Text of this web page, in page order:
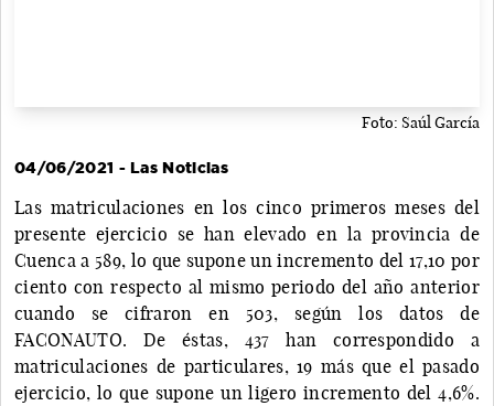
Foto: Saúl García
04/06/2021 - Las Noticias
Las matriculaciones en los cinco primeros meses del
presente ejercicio se han elevado en la provincia de
Cuenca a 589, lo que supone un incremento del 17,10 por
ciento con respecto al mismo periodo del año anterior
cuando se cifraron en 503, según los datos de
FACONAUTO. De éstas, 437 han correspondido a
matriculaciones de particulares, 19 más que el pasado
ejercicio, lo que supone un ligero incremento del 4,6%.